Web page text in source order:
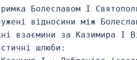
Болеславом І
відносини між
взаємини за Казимира І
шлюби: